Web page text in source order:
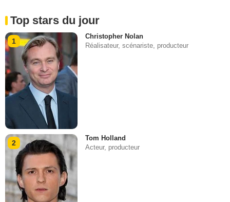
Top stars du jour
1
Christopher Nolan
Réalisateur, scénariste, producteur
2
Tom Holland
Acteur, producteur